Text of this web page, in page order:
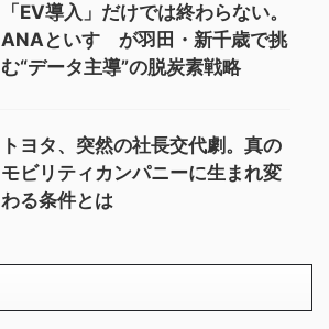
「EV導入」だけでは終わらない。
ANAといすゞが羽田・新千歳で挑
む“データ主導”の脱炭素戦略
トヨタ、突然の社長交代劇。真の
モビリティカンパニーに生まれ変
わる条件とは